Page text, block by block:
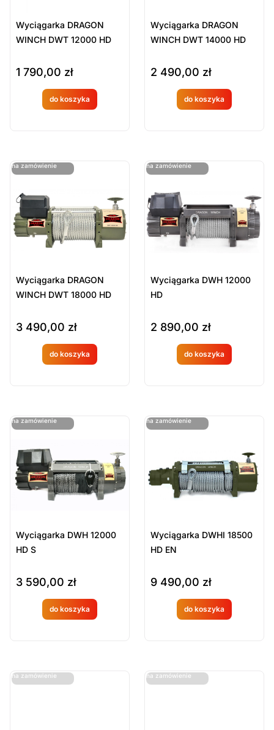
Wyciągarka DRAGON
WINCH DWT 12000 HD
1 790,00 zł
do koszyka
Produkt
na
zamówien
ie
Wyciągarka DRAGON
WINCH DWT 14000 HD
2 490,00 zł
do koszyka
Produkt
na
zamówien
ie
na zamówienie
ostatnie sztuki
Wyciągarka DRAGON
WINCH DWT 18000 HD
3 490,00 zł
do koszyka
Produkt
na
zamówien
ie
na zamówienie
ostatnie sztuki
Wyciągarka DWH 12000
HD
2 890,00 zł
do koszyka
Produkt
na
zamówien
na zamówienie
ostatnie sztuki
Wyciągarka DWH 12000
HD S
3 590,00 zł
do koszyka
Produkt
na
zamówien
na zamówienie
ostatnie sztuki
Wyciągarka DWHI 18500
HD EN
9 490,00 zł
do koszyka
Produkt
na
zamówien
na zamówienie
ostatnie sztuki na zamówienie
ostatnie sztuki